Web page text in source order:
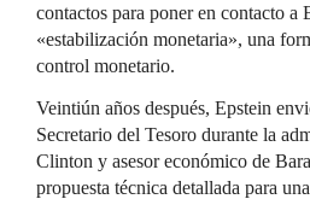
contactos para poner en contacto a
«estabilización monetaria», una
control monetario.
Veintiún años después, Epstein
Secretario del Tesoro durante la
Clinton y asesor económico de
propuesta técnica detallada para